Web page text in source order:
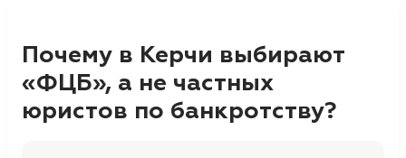
Почему в Керчи выбирают
«ФЦБ», а не частных
юристов по банкротству?